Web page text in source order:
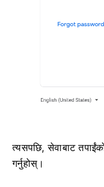
त्यसपछि, सेवाबाट
गर्नुहोस्।